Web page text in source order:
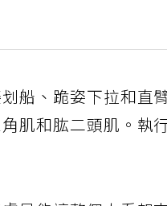
船、跪姿下拉和直
肌和肱二頭肌。執